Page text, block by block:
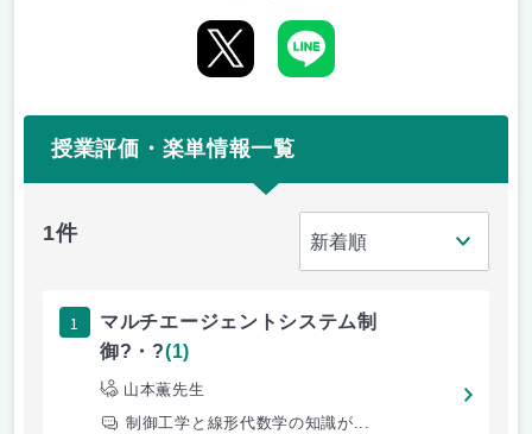
授業評価・楽単情報一覧
1件
1
マルチエージェントシステム制
御?・?(1)
山本薫先生
制御工学と線形代数学の知識が...